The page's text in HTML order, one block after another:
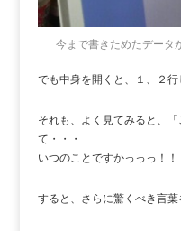
今まで書きためたデータ
でも中身を開くと、１、２行
それも、よく見てみると、
て・・・
いつのことですかっっっ！！
すると、さらに驚くべき言葉